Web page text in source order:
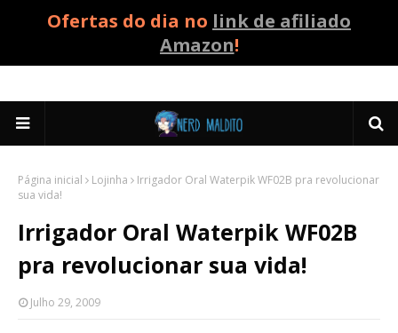
Ofertas do dia no link de afiliado
Amazon!
Página inicial Lojinha
Irrigador Oral Waterpik WF02B pra revolucionar
sua vida!
Irrigador Oral Waterpik WF02B
pra revolucionar sua vida!
Julho 29, 2009